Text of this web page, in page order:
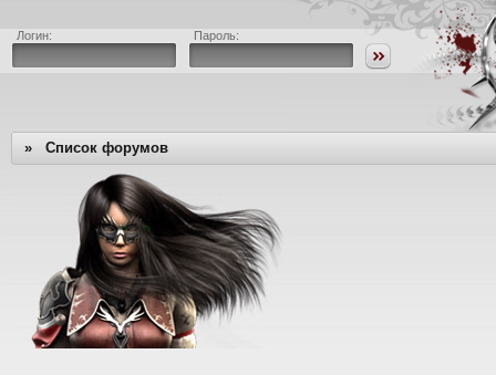
Логин: Пароль:
» Список форумов